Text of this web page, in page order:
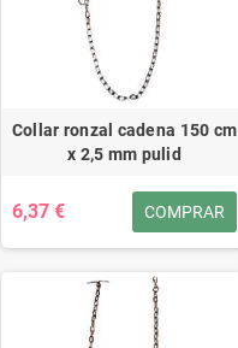
Collar ronzal cadena 150 cm
x 2,5 mm pulid
6,37 € COMPRAR